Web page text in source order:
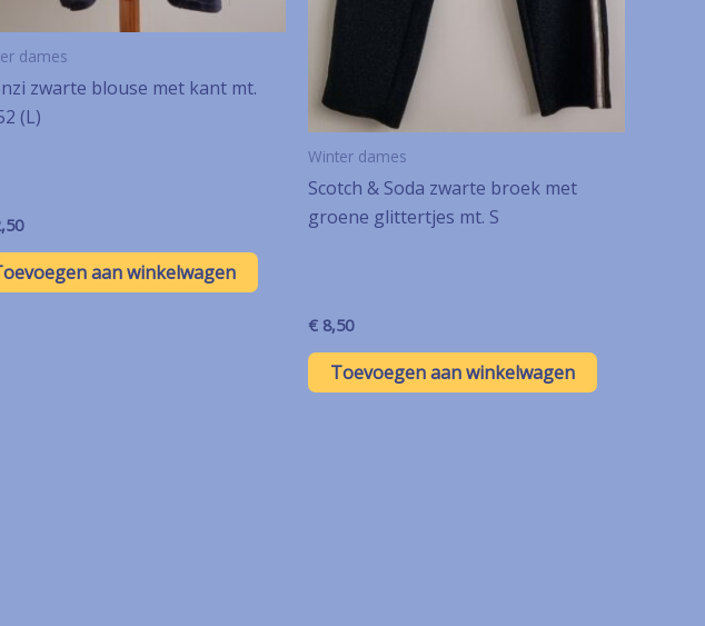
dames
zwarte blouse met kant mt.
(L)
aan winkelwagen
Winter dames
Scotch & Soda zwarte broek met
groene glittertjes mt. S
€ 8,50
Toevoegen aan winkelwagen